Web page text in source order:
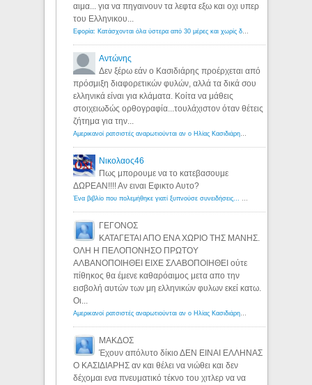
αιμα... για να πηγαινουν τα λεφτα εξω και οχι υπερ
του Ελληνικου...
Εφορία: Κατάσχονται όλα ύστερα από 30 μέρες και χωρίς δικαστικές αποφάσεις - Λόγιος Ερμής
Αντώνης
Δεν ξέρω εάν ο Κασιδιάρης προέρχεται από
πρόσμιξη διαφορετικών φυλών, αλλά τα δικά σου
ελληνικά είναι για κλάματα. Κοίτα να μάθεις
στοιχειωδώς ορθογραφία...τουλάχιστον όταν θέτεις
ζήτημα για την...
Αμερικανοί ρατσιστές αναρωτιούνται αν ο Ηλίας Κασιδιάρης ανήκει στη λευκή φυλή... - Λόγιος Ερμής
Νικολαος46
Πως μπορουμε να το κατεβασουμε
ΔΩΡΕΑΝ!!!! Αν ειναι Εφικτο Αυτο?
Ένα βιβλίο που πολεμήθηκε γιατί ξυπνούσε συνειδήσεις... - Λόγιος Ερμής | Η γνώση ξεκινάει με την αναζήτηση...
ΓΕΓΟΝΟΣ
ΚΑΤΑΓΕΤΑΙ ΑΠΟ ΕΝΑ ΧΩΡΙΟ ΤΗΣ ΜΑΝΗΣ.
ΟΛΗ Η ΠΕΛΟΠΟΝΗΣΟ ΠΡΩΤΟΥ
ΑΛΒΑΝΟΠΟΙΗΘΕΙ ΕΙΧΕ ΣΛΑΒΟΠΟΙΗΘΕΙ ούτε
πίθηκος θα έμενε καθαρόαιμος μετα απο την
εισβολή αυτών των μη ελληνικών φυλων εκεί κατω.
Οι...
Αμερικανοί ρατσιστές αναρωτιούνται αν ο Ηλίας Κασιδιάρης ανήκει στη λευκή φυλή... - Λόγιος Ερμής
ΜΑΚΔΟΣ
Έχουν απόλυτο δίκιο ΔΕΝ ΕΙΝΑΙ ΕΛΛΗΝΑΣ
Ο ΚΑΣΙΔΙΑΡΗΣ αν και θέλει να νιώθει και δεν
δέχομαι ενα πνευματικό τέκνο του χιτλερ να να